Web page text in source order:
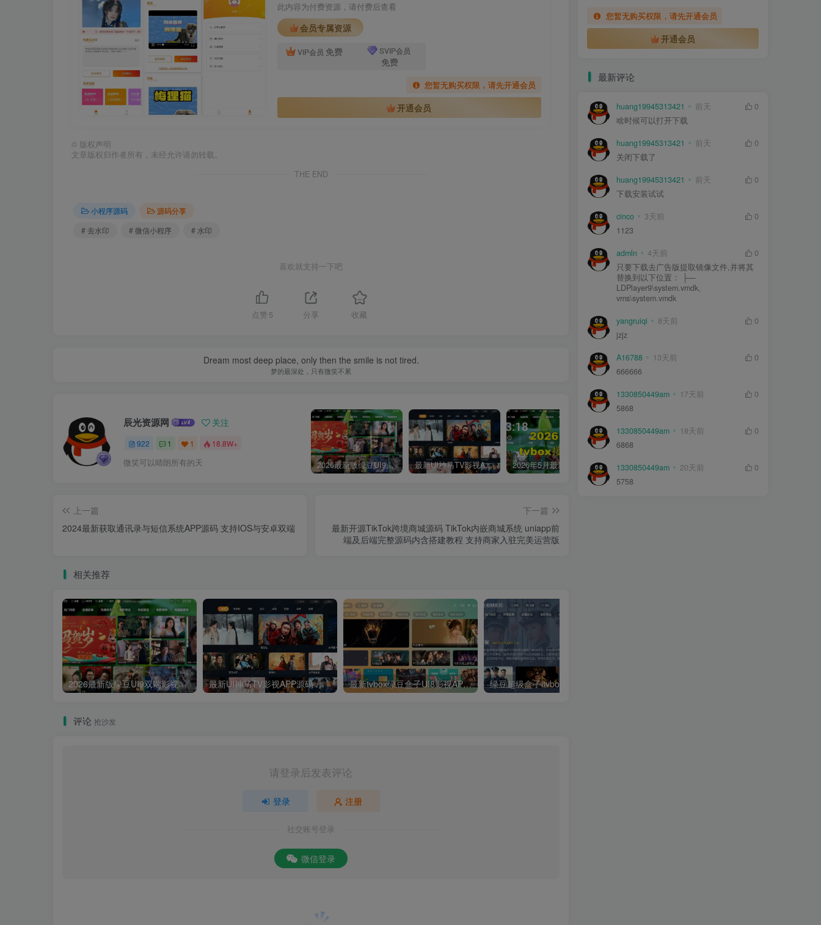
此内容为付费资源，请付费后查看
会员专属资源
VIP会员 免费 SVIP会员
免费
您暂无购买权限，请先开通会员
开通会员
© 版权声明
文章版权归作者所有，未经允许请勿转载。
THE END
小程序源码
源码分享
# 去水印
# 微信小程序 # 水印
喜欢就支持一下吧
点赞 5 分享 收藏
Dream most deep place, only then the smile is not tired.
梦的最深处，只有微笑不累
辰光资源网 关注
922 1 1 18.8W+
微笑可以晴朗所有的天 2026最新版绿豆UI9双端影视APP源码 最新UI神马TV影视APP源码 乐檬影视苹果CMS后台 包含前后端源码 2026年5月最新可用tvbox影视仓接口大全 最新tvbox绿豆盒子UI8影视APP源码新增后台添加直播及加密功能 TV端影视APP反编译源码支持会员系统/代理系统/直播/自带免签收款/批量生成卡密
上一篇
2024最新获取通讯录与短信系统APP源码 支持IOS与安卓双端
下一篇
最新开源TikTok跨境商城源码 TikTok内嵌商城系统 uniapp前
端及后端完整源码内含搭建教程 支持商家入驻完美运营版
相关推荐
2026最新版绿豆UI9双端影视APP源码 最新UI神马TV影视APP源码 乐檬影视苹果CMS后台 包含前后端源码 最新tvbox绿豆盒子UI8影视APP源码新增后台添加直播及加密功能 TV端影视APP反编译源码支持会员系统/代理系统/直播/自带免签收款/批量生成卡密
评论 抢沙发
请登录后发表评论
登录 注册
社交账号登录
微信登录
您暂无购买权限，请先开通会员
开通会员
最新评论
huang19945313421 前天
0
啥时候可以打开下载
huang19945313421 前天
0
关闭下载了
huang19945313421 前天
0
下载安装试试
cinco 3天前
0
1123
admln 4天前
0
只要下载去广告版提取镜像文件,并将其
替换到以下位置： ├—
LDPlayer9\system.vmdk,
vms\system.vmdk
yangruiqi 8天前
0
jzjz
A16788 13天前
0
666666
1330850449am 17天前
0
5868
1330850449am 18天前
0
6868
1330850449am 20天前
0
5758